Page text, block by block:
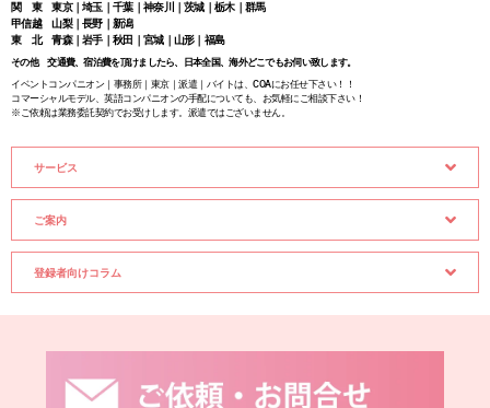
関 東 東京｜埼玉｜千葉｜神奈川｜茨城｜栃木｜群馬
甲信越 山梨｜長野｜新潟
東 北 青森｜岩手｜秋田｜宮城｜山形｜福島
その他 交通費、宿泊費を頂けましたら、日本全国、海外どこでもお伺い致します。
イベントコンパニオン｜事務所｜東京｜派遣｜バイトは、COAにお任せ下さい！！
コマーシャルモデル、英語コンパニオンの手配についても、お気軽にご相談下さい！
※ご依頼は業務委託契約でお受けします。派遣ではございません。
サービス
ご案内
登録者向けコラム